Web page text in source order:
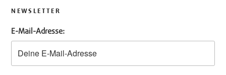
NEWSLETTER
E-Mail-Adresse: